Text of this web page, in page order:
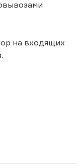
на входящих